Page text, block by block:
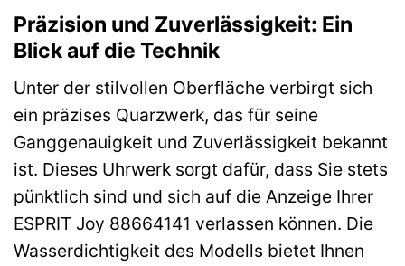
Präzision und Zuverlässigkeit: Ein
Blick auf die Technik
Unter der stilvollen Oberfläche verbirgt sich
ein präzises Quarzwerk, das für seine
Ganggenauigkeit und Zuverlässigkeit bekannt
ist. Dieses Uhrwerk sorgt dafür, dass Sie stets
pünktlich sind und sich auf die Anzeige Ihrer
ESPRIT Joy 88664141 verlassen können. Die
Wasserdichtigkeit des Modells bietet Ihnen